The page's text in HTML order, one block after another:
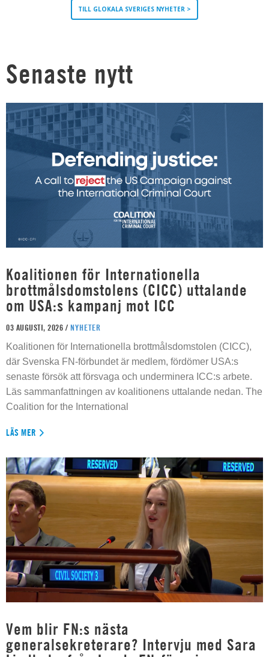
TILL GLOKALA SVERIGES NYHETER >
Senaste nytt
Koalitionen för Internationella
brottmålsdomstolens (CICC) uttalande
om USA:s kampanj mot ICC
03 AUGUSTI, 2026 / NYHETER
Koalitionen för Internationella brottmålsdomstolen (CICC),
där Svenska FN-förbundet är medlem, fördömer USA:s
senaste försök att försvaga och underminera ICC:s arbete.
Läs sammanfattningen av koalitionens uttalande nedan. The
Coalition for the International
LÄS MER
Vem blir FN:s nästa
generalsekreterare? Intervju med Sara